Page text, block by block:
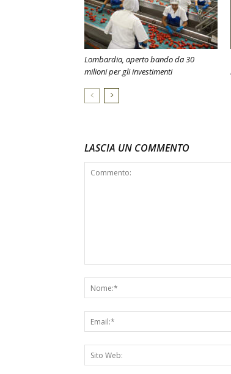
Lombardia, aperto bando da 30
milioni per gli investimenti
LASCIA UN COMMENTO